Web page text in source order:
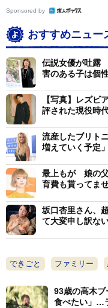
３人の仲むつまじい写真＝
記」よいり
Sponsored by
おすすめニュー
伝説女優が吐露
害のある子は個性
【写真】レズビ
評された現役時
流産したブリト
増えていく予定」
最上もが 娘の父
育費も貰ってま
坂口杏里さん、
て大変申し訳な
できごと ファミリー
93歳の高木
食べたい」…